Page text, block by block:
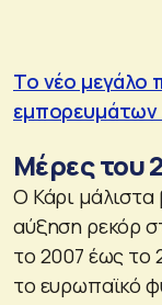
Το νέο μεγάλο
Μέρες του
Ο Κάρι μάλιστα
αύξηση ρεκόρ
το 2007 έως το
το ευρωπαϊκό